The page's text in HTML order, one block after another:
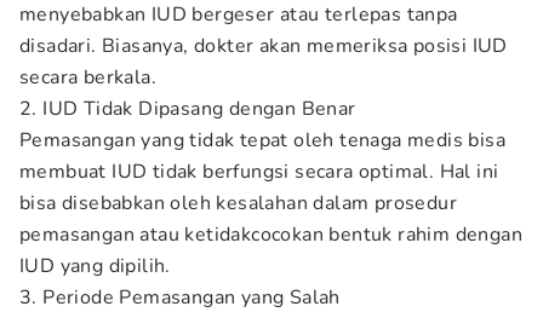
menyebabkan IUD bergeser atau terlepas tanpa
disadari. Biasanya, dokter akan memeriksa posisi IUD
secara berkala.
2. IUD Tidak Dipasang dengan Benar
Pemasangan yang tidak tepat oleh tenaga medis bisa
membuat IUD tidak berfungsi secara optimal. Hal ini
bisa disebabkan oleh kesalahan dalam prosedur
pemasangan atau ketidakcocokan bentuk rahim dengan
IUD yang dipilih.
3. Periode Pemasangan yang Salah